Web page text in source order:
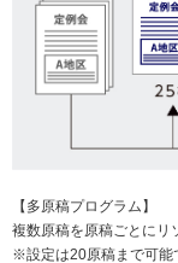
【多原稿プログラム】
複数原稿を原稿ごとにリ
※設定は20原稿まで可能